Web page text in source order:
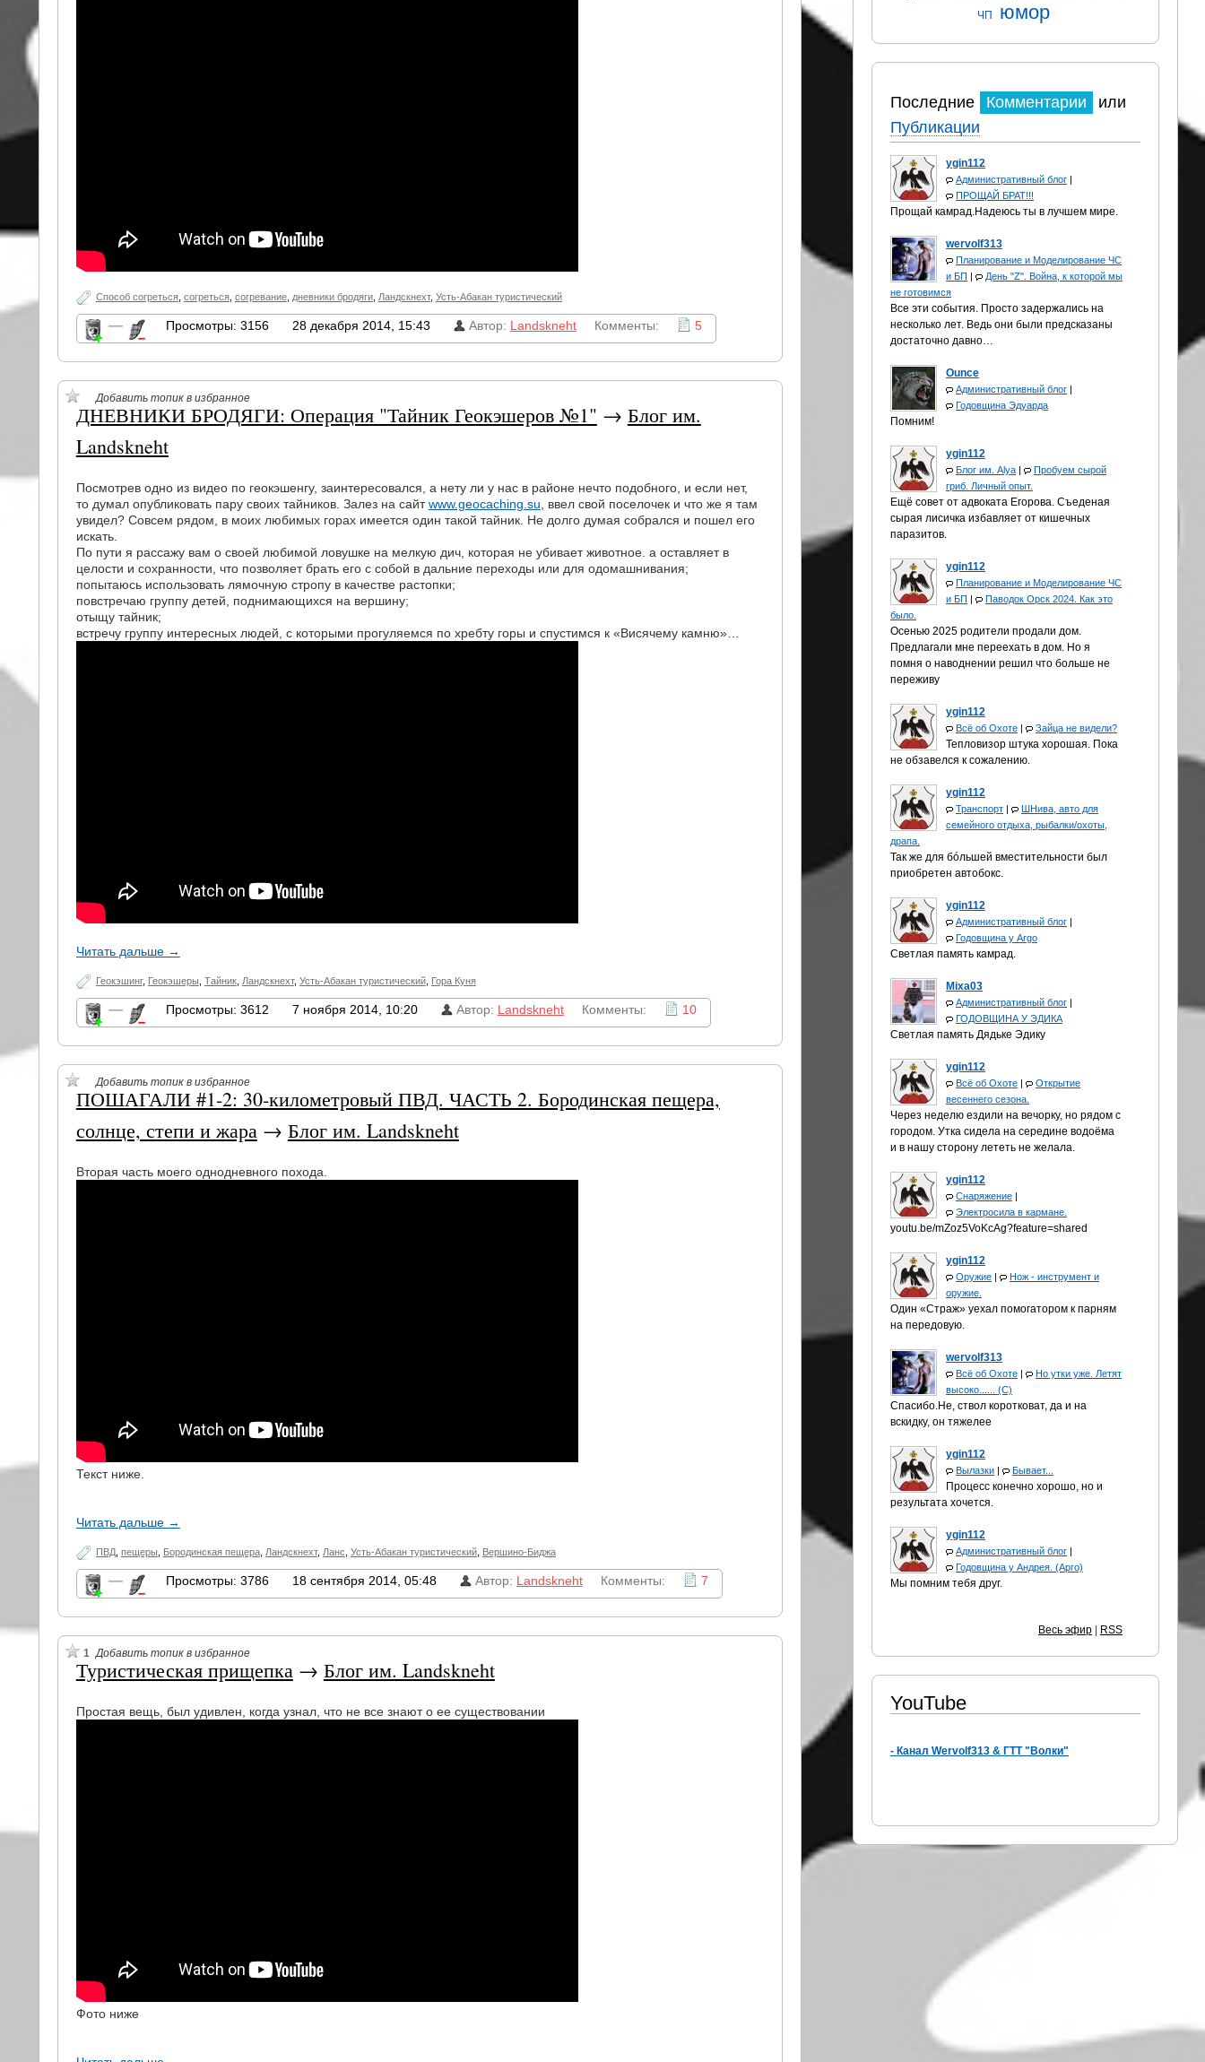
ЧП
юмор
Последние Комментарии
или
Публикации
ygin112
Административный блог |
ПРОЩАЙ БРАТ!!!
Прощай камрад.Надеюсь ты в лучшем мире.
wervolf313
Планирование и Моделирование ЧС
и БП |
День "Z". Война, к которой мы
не готовимся
Все эти события. Просто задержались на
несколько лет. Ведь они были предсказаны
достаточно давно…
Ounce
Административный блог |
Годовщина Эдуарда
Помним!
ygin112
Блог им. Alya |
Пробуем сырой
гриб. Личный опыт.
Ещё совет от адвоката Егорова. Съеденая
сырая лисичка избавляет от кишечных
паразитов.
ygin112
Планирование и Моделирование ЧС
и БП |
Паводок Орск 2024. Как это
было.
Осенью 2025 родители продали дом.
Предлагали мне переехать в дом. Но я
помня о наводнении решил что больше не
переживу
ygin112
Всё об Охоте | Зайца не видели?
Тепловизор штука хорошая. Пока
не обзавелся к сожалению.
ygin112
Транспорт |
ШНива, авто для
семейного отдыха, рыбалки/охоты,
драпа.
Так же для бóльшей вместительности был
приобретен автобокс.
ygin112
Административный блог |
Годовщина у Аrgo
Светлая память камрад.
Mixa03
Административный блог |
ГОДОВЩИНА У ЭДИКА
Светлая память Дядьке Эдику
ygin112
Всё об Охоте |
Открытие
весеннего сезона.
Через неделю ездили на вечорку, но рядом с
городом. Утка сидела на середине водоёма
и в нашу сторону лететь не желала.
ygin112
Снаряжение |
Электросила в кармане.
youtu.be/mZoz5VoKcAg?feature=shared
ygin112
Оружие |
Нож - инструмент и
оружие.
Один «Страж» уехал помогатором к парням
на передовую.
wervolf313
Всё об Охоте |
Но утки уже. Летят
высоко...... (С)
Спасибо.Не, ствол коротковат, да и на
вскидку, он тяжелее
ygin112
Вылазки | Бывает...
Процесс конечно хорошо, но и
результата хочется.
ygin112
Административный блог |
Годовщина у Андрея. (Арго)
Мы помним тебя друг.
Весь эфир RSS
YouTube
- Канал Wervolf313 & ГТТ "Волки"
Способ согреться, согреться, согревание, дневники бродяги, Ландскнехт, Усть-Абакан туристический
— Просмотры: 3156 28 декабря 2014, 15:43 Автор: LandsknehtКомменты: 5
Добавить топик в избранное
ДНЕВНИКИ БРОДЯГИ: Операция "Тайник Геокэшеров №1" → Блог им.
Landskneht
Посмотрев одно из видео по геокэшенгу, заинтересовался, а нету ли у нас в районе нечто подобного, и если нет,
то думал опубликовать пару своих тайников. Залез на сайтwww.geocaching.su , ввел свой поселочек и что же я там
увидел? Совсем рядом, в моих любимых горах имеется один такой тайник. Не долго думая собрался и пошел его
искать.
По пути я рассажу вам о своей любимой ловушке на мелкую дич, которая не убивает животное. а оставляет в
целости и сохранности, что позволяет брать его с собой в дальние переходы или для одомашнивания;
попытаюсь использовать лямочную стропу в качестве растопки;
повстречаю группу детей, поднимающихся на вершину;
отыщу тайник;
встречу группу интересных людей, с которыми прогуляемся по хребту горы и спустимся к «Висячему камню»…
Читать дальше →
Геокэшинг, Геокэшеры Тайник, Ландскнехт, Усть-Абакан туристический, Гора Куня
— Просмотры: 3612 7 ноября 2014, 10:20 Автор: LandsknehtКомменты: 10
Добавить топик в избранное
ПОШАГАЛИ #1-2: 30-километровый ПВД. ЧАСТЬ 2. Бородинская пещера,
солнце, степи и жара→ Блог им. Landskneht
Вторая часть моего однодневного похода.
Текст ниже.
Читать дальше →
ПВД, пещеры Бородинская пещера, Ландскнехт, Ланс Усть-Абакан туристический, Вершино-Биджа
— Просмотры: 3786 18 сентября 2014, 05:48 Автор: LandsknehtКомменты: 7
1 Добавить топик в избранное
Туристическая прищепка→ Блог им. Landskneht
Простая вещь, был удивлен, когда узнал, что не все знают о ее существовании
Фото ниже